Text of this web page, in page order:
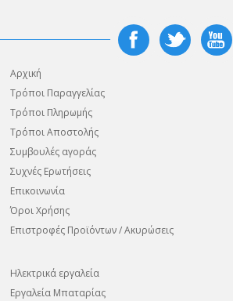
Αρχική
Τρόποι Παραγγελίας
Τρόποι Πληρωμής
Τρόποι Αποστολής
Συμβουλές αγοράς
Συχνές Ερωτήσεις
Επικοινωνία
Όροι Χρήσης
Επιστροφές Προϊόντων / Ακυρώσεις
Ηλεκτρικά εργαλεία
Εργαλεία Μπαταρίας